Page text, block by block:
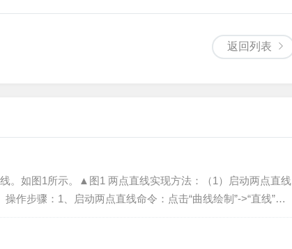
返回列表
。如图1所示。▲图1 两点直线实现方法：（1）启动两点直线
作步骤：1、启动两点直线命令：点击“曲线绘制”->“直线”菜
图2）>...